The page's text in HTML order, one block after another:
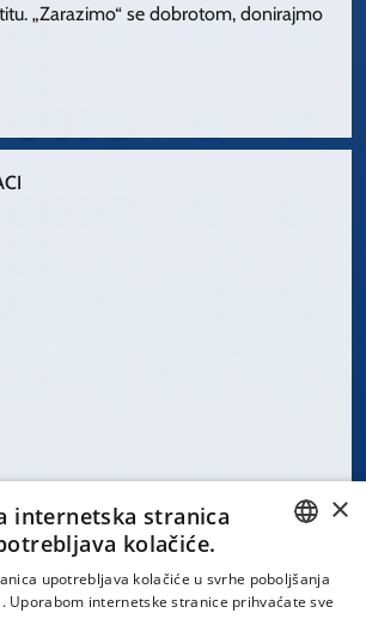
„Zarazimo“ se dobrotom, donirajmo
Split
CROATIAN
×
internetska stranica
kolačiće.
upotrebljava kolačiće u svrhe poboljšanja
Uporabom internetske stranice prihvaćate sve